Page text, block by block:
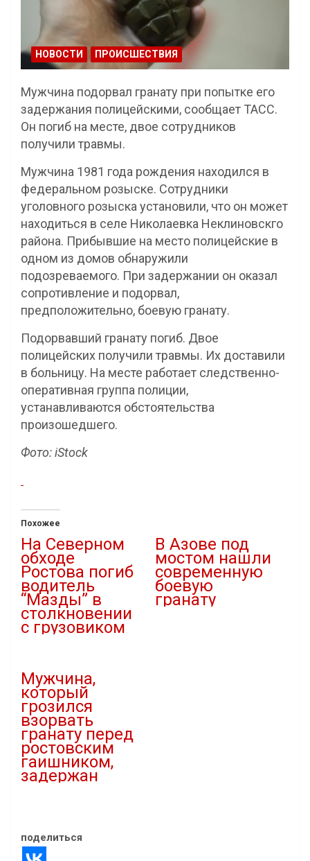
НОВОСТИ ПРОИСШЕСТВИЯ
Мужчина подорвал гранату при попытке его
задержания полицейскими, сообщает ТАСС.
Он погиб на месте, двое сотрудников
получили травмы.
Мужчина 1981 года рождения находился в
федеральном розыске. Сотрудники
уголовного розыска установили, что он может
находиться в селе Николаевка Неклиновскго
района. Прибывшие на место полицейские в
одном из домов обнаружили
подозреваемого. При задержании он оказал
сопротивление и подорвал,
предположительно, боевую гранату.
Подорвавший гранату погиб. Двое
полицейских получили травмы. Их доставили
в больницу. На месте работает следственно-
оперативная группа полиции,
устанавливаются обстоятельства
произошедшего.
Фото: iStock
Похожее
На Северном
обходе
Ростова погиб
водитель
“Мазды” в
столкновении
с грузовиком
В Азове под
мостом нашли
современную
боевую
гранату
Мужчина,
который
грозился
взорвать
гранату перед
ростовским
гаишником,
задержан
поделиться